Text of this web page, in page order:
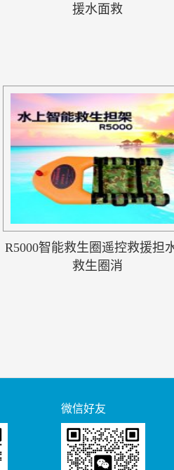
援水面救
R5000智能救生圈遥控救援担
救生圈消
微信好友